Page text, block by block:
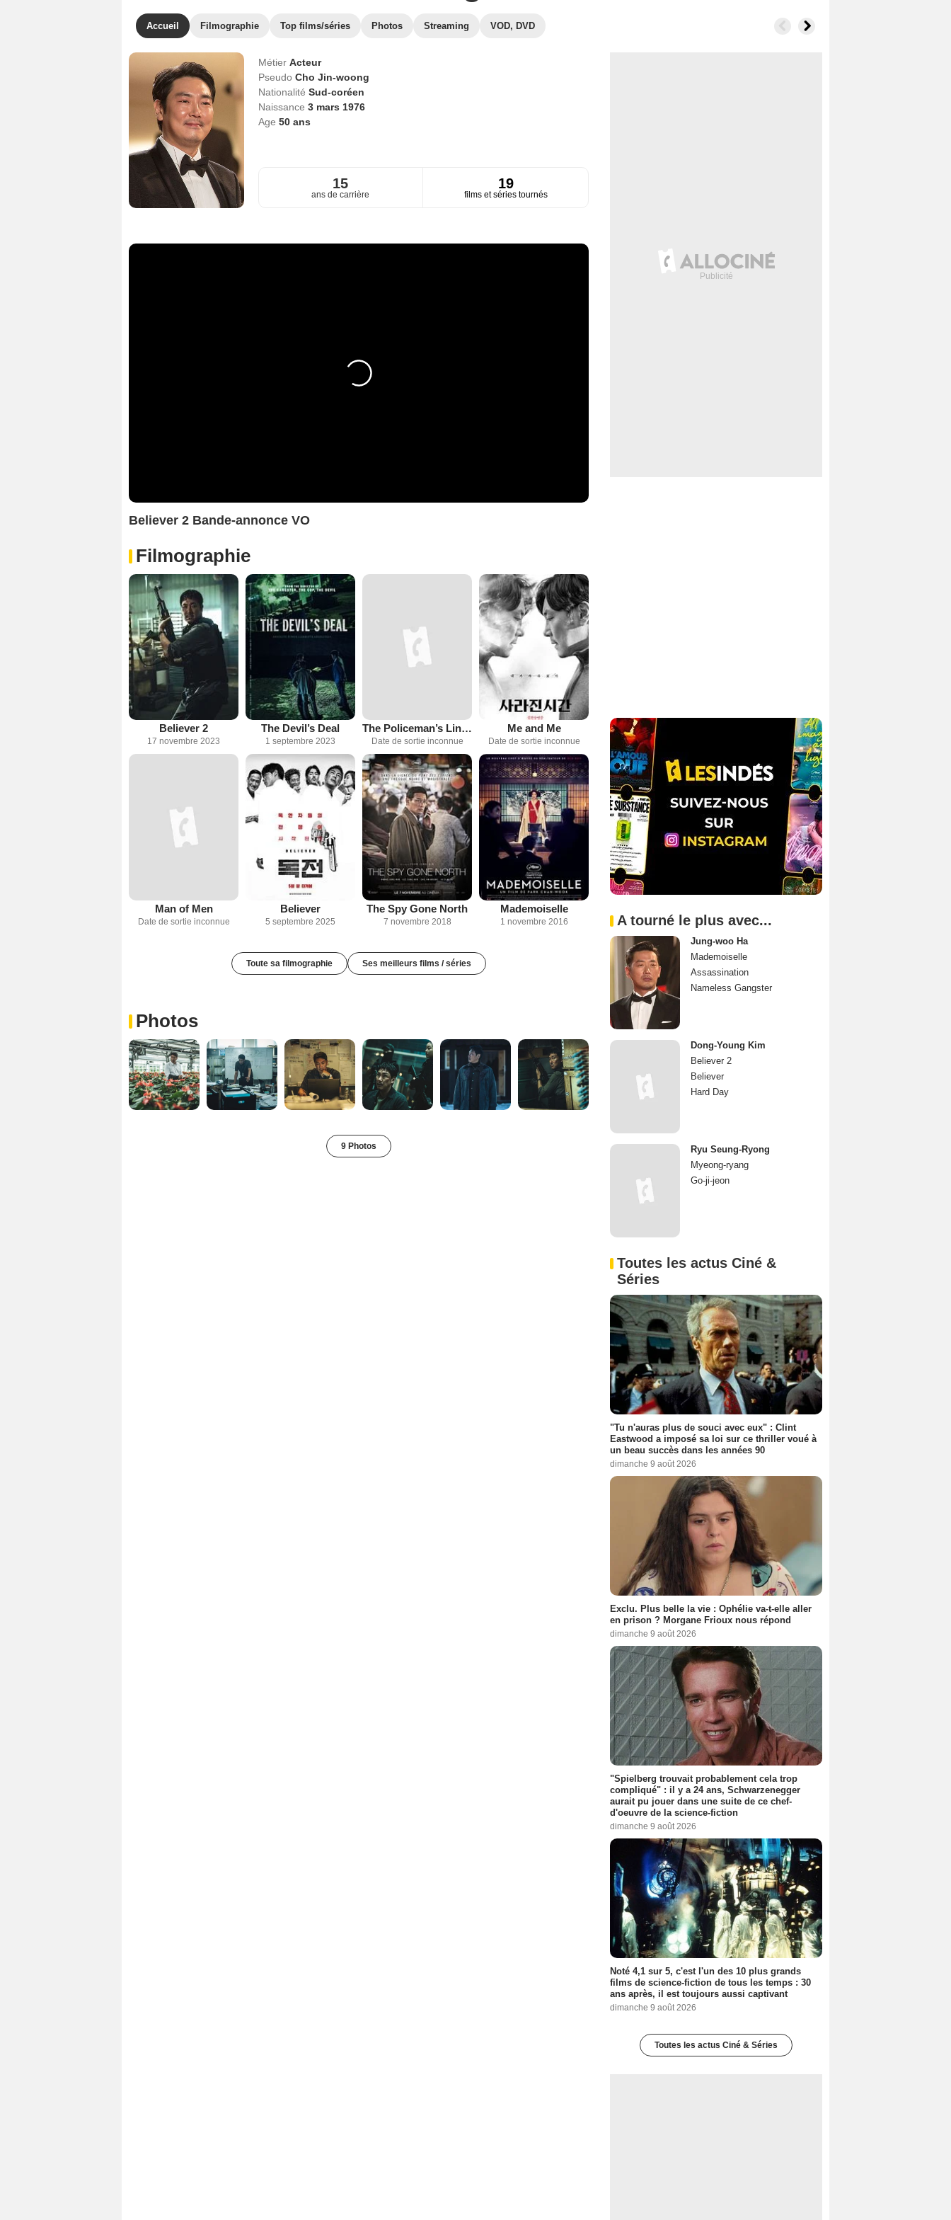
Accueil Filmographie Top films/séries Photos Streaming VOD, DVD
Métier Acteur
Pseudo Cho Jin-woong
Nationalité Sud-coréen
Naissance 3 mars 1976
Age 50ans
15
ans de carrière
19
films et séries tournés
Believer 2 Bande-annonce VO
Filmographie
Believer 2
17 novembre 2023
The Devil’s Deal
1 septembre 2023
The Policeman’s Lineage
Date de sortie inconnue
Me and Me
Date de sortie inconnue
Man of Men
Date de sortie inconnue
Believer
5 septembre 2025
The Spy Gone North
7 novembre 2018
Mademoiselle
1 novembre 2016
Toute sa filmographie Ses meilleurs films / séries
Photos
9 Photos
A tourné le plus avec...
Jung-woo Ha
Mademoiselle
Assassination
Nameless Gangster
Dong-Young Kim
Believer 2
Believer
Hard Day
Ryu Seung-Ryong
Myeong-ryang
Go-ji-jeon
Toutes les actus Ciné &
Séries
"Tu n'auras plus de souci avec eux" : Clint
Eastwood a imposé sa loi sur ce thriller voué à
un beau succès dans les années 90
dimanche 9 août 2026
Exclu. Plus belle la vie : Ophélie va-t-elle aller
en prison ? Morgane Frioux nous répond
dimanche 9 août 2026
"Spielberg trouvait probablement cela trop
compliqué" : il y a 24 ans, Schwarzenegger
aurait pu jouer dans une suite de ce chef-
d'oeuvre de la science-fiction
dimanche 9 août 2026
Noté 4,1 sur 5, c'est l'un des 10 plus grands
films de science-fiction de tous les temps : 30
ans après, il est toujours aussi captivant
dimanche 9 août 2026
Toutes les actus Ciné & Séries